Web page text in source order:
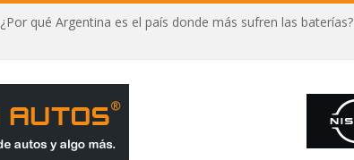
¿Por qué Argentina es el país donde más sufren las baterías?